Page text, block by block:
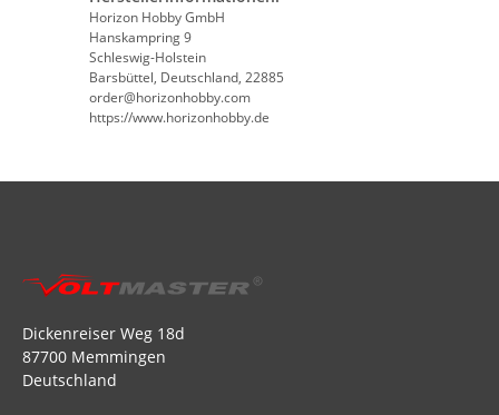
Horizon Hobby GmbH
Hanskampring 9
Schleswig-Holstein
Barsbüttel, Deutschland, 22885
order@horizonhobby.com
https://www.horizonhobby.de
Dickenreiser Weg 18d
87700 Memmingen
Deutschland